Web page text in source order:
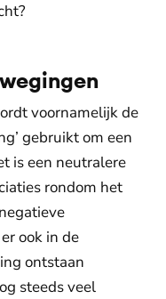
voornamelijk de
gebruikt om een
is een neutralere
rondom het
ook in de
ontstaan
steeds veel